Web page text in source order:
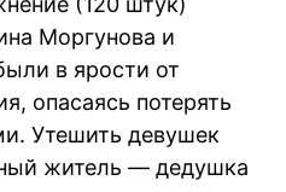
Моргунова и
в ярости от
опасаясь потерять
Утешить девушек
житель — дедушка